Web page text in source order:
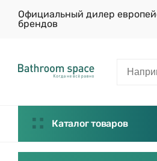
Официальный дилер
брендов
Каталог товаров